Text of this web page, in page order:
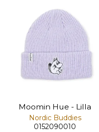
Moomin Hue - Lilla
Nordic Buddies
0152090010